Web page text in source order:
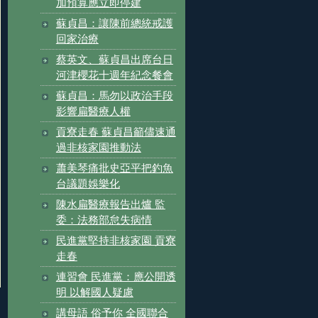
加預算應立即停建
蘇貞昌：讓陳前總統戒護
回家治療
蔡英文、蘇貞昌出席台日
河津櫻花十週年紀念餐會
蘇貞昌：馬勿以政治手段
影響扁醫療人權
貢寮走春 蘇貞昌籲儘速通
過非核家園推動法
蕭美琴痛批史亞平把釣魚
台議題娛樂化
陳水扁醫療報告出爐 監
委：法務部怠失病情
民進黨堅持非核家園 貢寮
走春
連習會 民進黨：應公開透
明 以解國人疑慮
講母語 俗予你 全國聯合